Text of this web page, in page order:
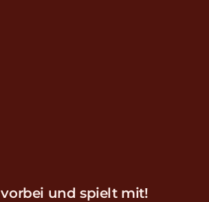
und spielt mit!